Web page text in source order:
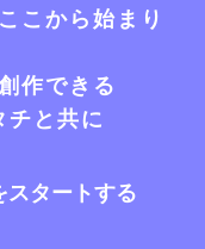
こから始まり
作できる
と共に
タートする